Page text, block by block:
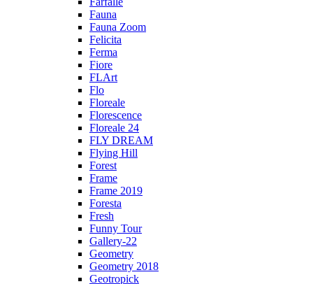
Fauna
Fauna Zoom
Felicita
Ferma
Fiore
FLArt
Flo
Floreale
Florescence
Floreale 24
FLY DREAM
Flying Hill
Forest
Frame
Frame 2019
Foresta
Fresh
Funny Tour
Gallery-22
Geometry
Geometry 2018
Geotropick